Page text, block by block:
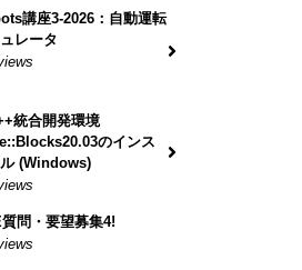
講座3-2026：自動運転
レータ
統合開発環境
のインス
ル (Windows)
問・要望募集4!